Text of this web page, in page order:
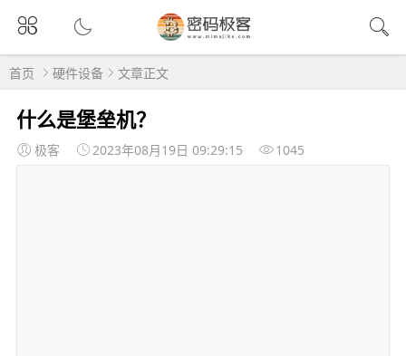
首页 硬件设备 文章正文
什么是堡垒机？
极客 2023年08月19日 09:29:15 1045